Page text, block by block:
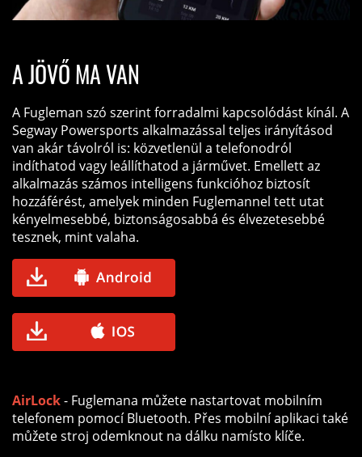
A JÖVŐ MA VAN
A Fugleman szó szerint forradalmi kapcsolódást kínál. A
Segway Powersports alkalmazással teljes irányításod
van akár távolról is: közvetlenül a telefonodról
indíthatod vagy leállíthatod a járművet. Emellett az
alkalmazás számos intelligens funkcióhoz biztosít
hozzáférést, amelyek minden Fuglemannel tett utat
kényelmesebbé, biztonságosabbá és élvezetesebbé
tesznek, mint valaha.
AirLock- Fuglemana můžete nastartovat mobilním
telefonem pomocí Bluetooth. Přes mobilní aplikaci také
můžete stroj odemknout na dálku namísto klíče.